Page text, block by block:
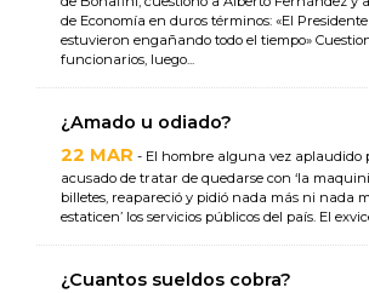
de Economía en duros términos: «El
estuvieron engañando todo el tiempo»
funcionarios, luego...
¿Amado u odiado?
22 MAR - El hombre alguna vez aplaudido
acusado de tratar de quedarse con ‘la
billetes, reapareció y pidió nada más ni nada
estaticen’ los servicios públicos del país. El
¿Cuantos sueldos cobra?